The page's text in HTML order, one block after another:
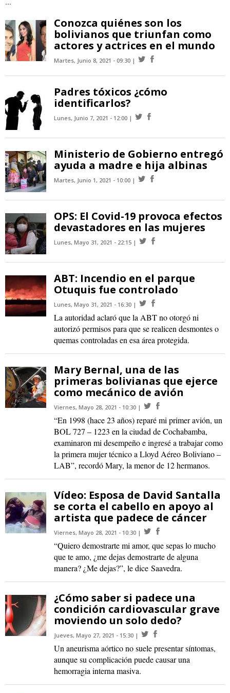
Conozca quiénes son los
bolivianos que triunfan como
actores y actrices en el mundo
Martes, Junio 8, 2021 - 09:30
Padres tóxicos ¿cómo
identificarlos?
Lunes, Junio 7, 2021 - 12:00
Ministerio de Gobierno entregó
ayuda a madre e hija albinas
Martes, Junio 1, 2021 - 10:00
OPS: El Covid-19 provoca efectos
devastadores en las mujeres
Lunes, Mayo 31, 2021 - 22:15
ABT: Incendio en el parque
Otuquis fue controlado
Lunes, Mayo 31, 2021 - 16:30
La autoridad aclaró que la ABT no otorgó ni
autorizó permisos para que se realicen desmontes o
quemas controladas en esa área protegida.
Mary Bernal, una de las
primeras bolivianas que ejerce
como mecánico de avión
Viernes, Mayo 28, 2021 - 10:30
“En 1998 (hace 23 años) reparé mi primer avión, un
BOL 727 – 1223 en la ciudad de Cochabamba,
examinaron mi desempeño e ingresé a trabajar como
la primera mujer técnico a Lloyd Aéreo Boliviano –
LAB”, recordó Mary, la menor de 12 hermanos.
Vídeo: Esposa de David Santalla
se corta el cabello en apoyo al
artista que padece de cáncer
Viernes, Mayo 28, 2021 - 10:30
“Quiero demostrarte mi amor, que sepas lo mucho
que te amo, ¿me dejas demostrarte de alguna
manera? ¿Me dejas?”, le dice Saavedra.
¿Cómo saber si padece una
condición cardiovascular grave
moviendo un solo dedo?
Jueves, Mayo 27, 2021 - 15:30
Un aneurisma aórtico no suele presentar síntomas,
aunque su complicación puede causar una
hemorragia interna masiva.